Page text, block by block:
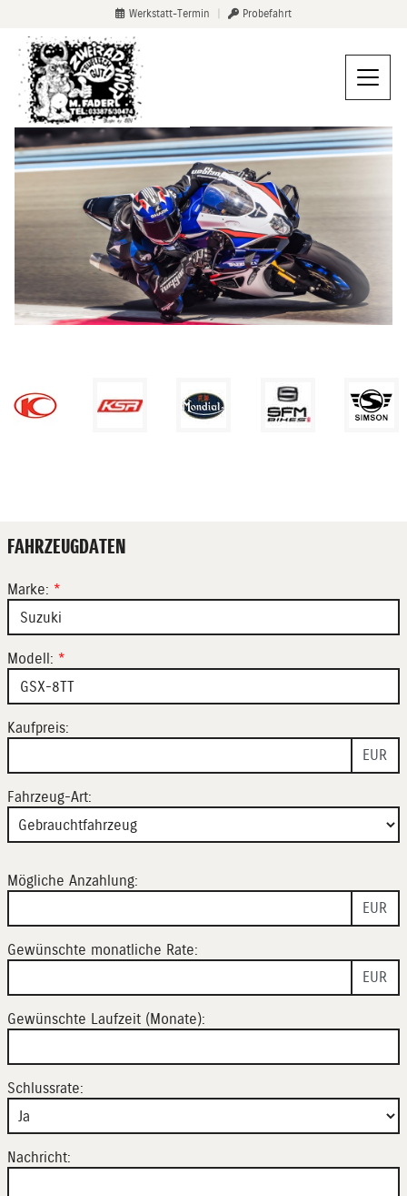
Werkstatt-Termin Probefahrt
FAHRZEUGDATEN
Marke: *
Modell: *
Kaufpreis:
EUR
Fahrzeug-Art:
Mögliche Anzahlung:
EUR
Gewünschte monatliche Rate:
EUR
Gewünschte Laufzeit (Monate):
Schlussrate:
Nachricht: